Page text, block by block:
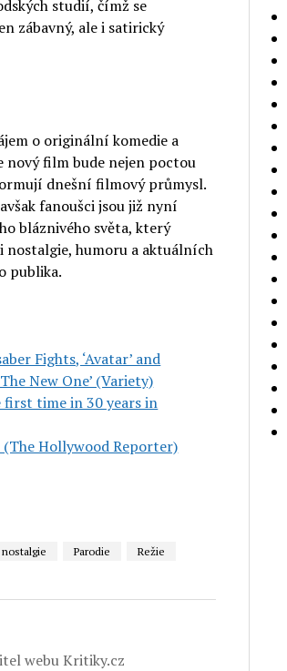
studií, čímž se
zábavný, ale i satirický
o originální komedie a
nový film bude nejen poctou
dnešní filmový průmysl.
fanoušci jsou již nyní
bláznivého světa, který
nostalgie, humoru a aktuálních
publika.
Fights, ‘Avatar’ and
New One’ (Variety)
first time in 30 years in
(The Hollywood Reporter)
nostalgie Parodie
Režie
webu Kritiky.cz